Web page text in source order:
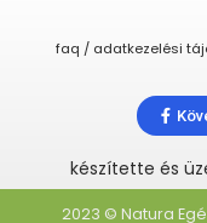
faq / adatkezelési
készítette és
2023 © Natura